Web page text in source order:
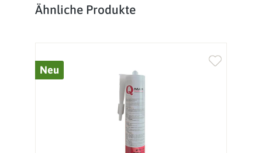
Produktgalerie überspringen
Ähnliche Produkte
Neu